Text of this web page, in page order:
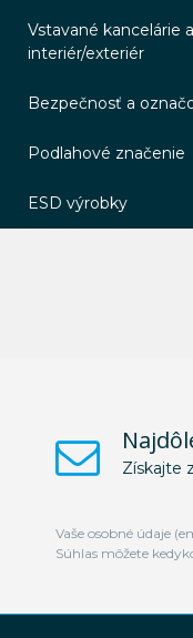
Vstavané kancelárie
interiér/exteriér
Bezpečnosť a
Podlahové značenie
ESD výrobky
Získajte
Vaše osobné údaje
Súhlas môžete